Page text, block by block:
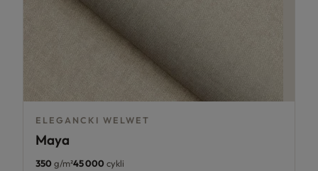
ELEGANCKI WELWET
Maya
350g/m²45 000cykli